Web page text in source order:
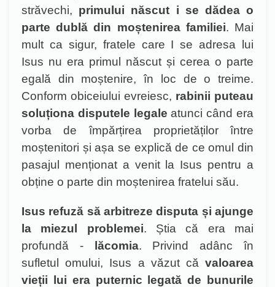
străvechi, primului născut i se dădea o
parte dublă din moștenirea familiei. Mai
mult ca sigur, fratele care I se adresa lui
Isus nu era primul născut și cerea o parte
egală din moștenire, în loc de o treime.
Conform obiceiului evreiesc, rabinii puteau
soluționa disputele legale atunci când era
vorba de împărțirea proprietăților între
moștenitori și așa se explică de ce omul din
pasajul menționat a venit la Isus pentru a
obține o parte din moștenirea fratelui său.
Isus refuză să arbitreze disputa și ajunge
la miezul problemei. Știa că era mai
profundă -
lăcomia. Privind adânc în
sufletul omului, Isus a văzut că valoarea
vieții lui era puternic legată de bunurile